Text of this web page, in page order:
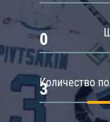
0
Количество
3